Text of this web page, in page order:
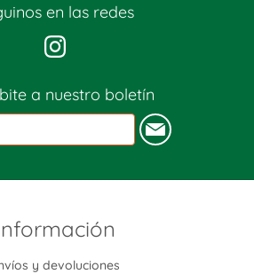
en las redes
a nuestro boletín
y devoluciones